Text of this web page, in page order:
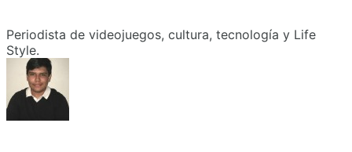
Periodista de videojuegos, cultura, tecnología y Life
Style.